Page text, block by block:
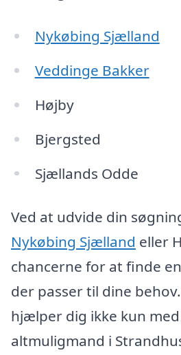
Nykøbing Sjælland
Veddinge Bakker
Højby
Bjergsted
Sjællands Odde
Ved at udvide din
Nykøbing Sjælland eller
chancerne for at finde
der passer til dine
hjælper dig ikke kun
altmuligmand i